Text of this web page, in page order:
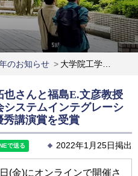
のお知らせ > 大学院工学研究科の瀬川拓也さんと福島E.文彦教授が第22回計測自動制御学会システムインテグレーション部門講演会でSI2021優秀講演賞を受賞
さんと福島E.文彦教授
システムインテグレーシ
秀講演賞を受賞
2022年1月25日掲出
(金)にオンラインで開催さ